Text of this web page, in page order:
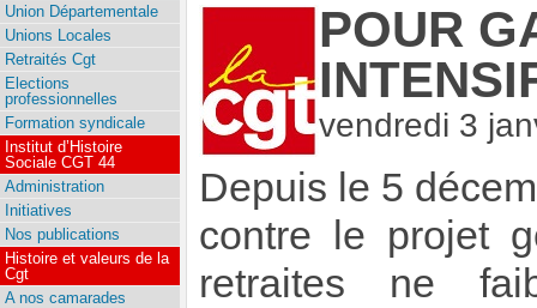
POUR
vendredi 3
Depuis le 5
contre le projet
retraites ne
Union Départementale
Unions Locales
Retraités Cgt
Elections
professionnelles
Formation syndicale
Institut d’Histoire
Sociale CGT 44
Administration
Initiatives
Nos publications
Histoire et valeurs de la
Cgt
A nos camarades